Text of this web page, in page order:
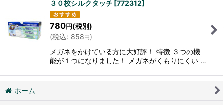
３０枚シルクタッチ [772312]
780円 (税別)
(税込: 858 円 )
メガネをかけている方に大好評！ 特徴 ３つの機
能が１つになりました！ メガネがくもりにくい …
ホーム